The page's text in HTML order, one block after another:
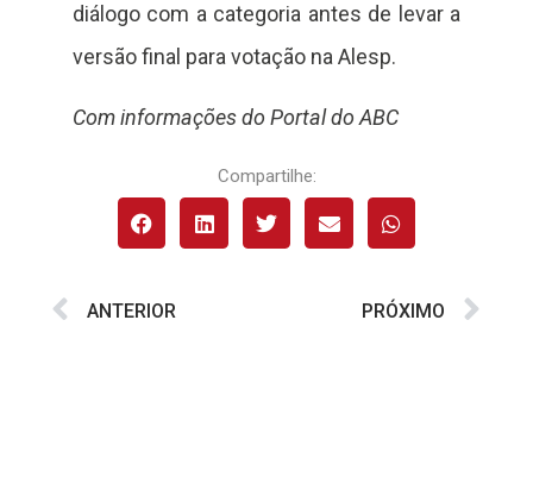
diálogo com a categoria antes de levar a
versão final para votação na Alesp.
Com informações do Portal do ABC
Compartilhe:
ANTERIOR PRÓXIMO